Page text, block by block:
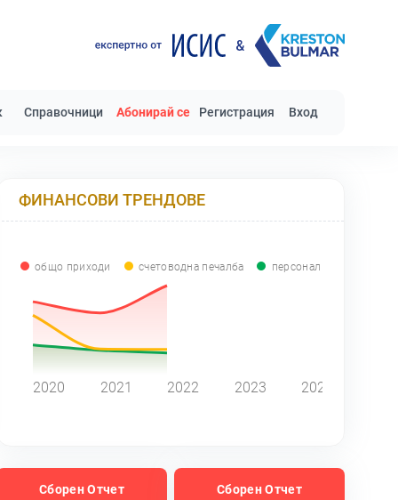
Справочници Абонирай се Регистрация Вход
ФИНАНСОВИ ТРЕНДОВЕ
общо приходи счетоводна печалба персонал
2020 2021 2022 2023 2024
Сборен Отчет Сборен Отчет